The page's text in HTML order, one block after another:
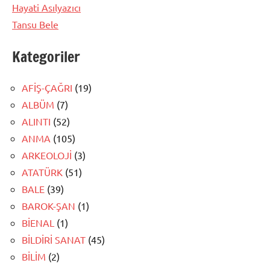
Hayati Asılyazıcı
Tansu Bele
Kategoriler
AFİŞ-ÇAĞRI (19)
ALBÜM (7)
ALINTI (52)
ANMA (105)
ARKEOLOJİ (3)
ATATÜRK (51)
BALE (39)
BAROK-ŞAN (1)
BİENAL (1)
BİLDİRİ SANAT (45)
BİLİM (2)